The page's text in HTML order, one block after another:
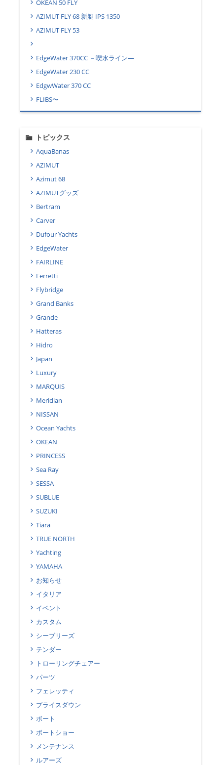
OKEAN 50 FLY
AZIMUT FLY 68 新艇 IPS 1350
AZIMUT FLY 53
EdgeWater 370CC －喫水ライン―
EdgeWater 230 CC
EdgwWater 370 CC
FLIBS〜
トピックス
AquaBanas
AZIMUT
Azimut 68
AZIMUTグッズ
Bertram
Carver
Dufour Yachts
EdgeWater
FAIRLINE
Ferretti
Flybridge
Grand Banks
Grande
Hatteras
Hidro
Japan
Luxury
MARQUIS
Meridian
NISSAN
Ocean Yachts
OKEAN
PRINCESS
Sea Ray
SESSA
SUBLUE
SUZUKI
Tiara
TRUE NORTH
Yachting
YAMAHA
お知らせ
イタリア
イベント
カスタム
シーブリーズ
テンダー
トローリングチェアー
パーツ
フェレッティ
プライスダウン
ボート
ボートショー
メンテナンス
ルアーズ